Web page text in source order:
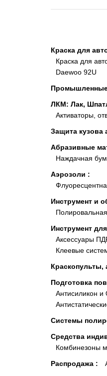
Краска для
Краска для
Daewoo 92U
Промышленные
ЛКМ: Лак,
Активаторы,
Защита кузова
Абразивные
Наждачная
Аэрозоли :
Инструмент и
Инструмент
Аксессуары
Клеевые
Краскопульты,
Подготовка
Антисиликон и
Системы
Средства
Комбинезоны
Распродажа :